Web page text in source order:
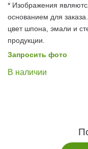
* Изображения
основанием для
цвет шпона, эмали и
продукции.
Запросить фото
В наличии